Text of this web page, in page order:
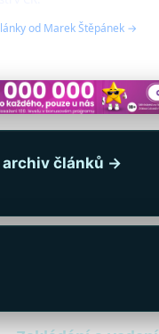
od Marek Štěpánek →
archiv článků →